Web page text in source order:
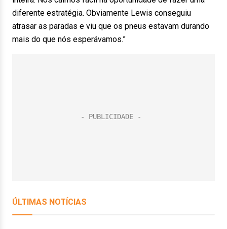
diferente estratégia. Obviamente Lewis conseguiu
atrasar as paradas e viu que os pneus estavam durando
mais do que nós esperávamos.”